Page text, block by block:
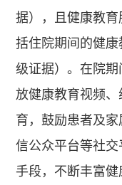
据），且健康教
括住院期间的健
级证据）。在院
放健康教育视频
育，鼓励患者及
信公众平台等社
手段，不断丰富